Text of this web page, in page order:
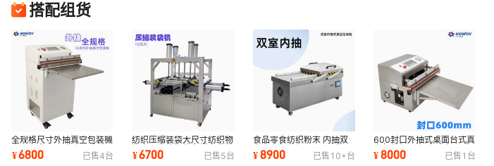
搭配组货
全规格尺寸外抽真空包装機
大吸力大泵 工业商用真空
塑封机
¥6800 已售4台
纺织压缩装袋大尺寸纺织物
狗窝沙发垫海绵爬梯套袋整
形压包机
¥6700 已售5台
食品零食纺织粉末 内抽双
室真空包装机 304不锈钢
封口机
¥8900 已售 10+台
600封口外抽式桌面台式真
空包装机医疗 实验室 无尘
车间 封口机
¥8000 已售 1 台